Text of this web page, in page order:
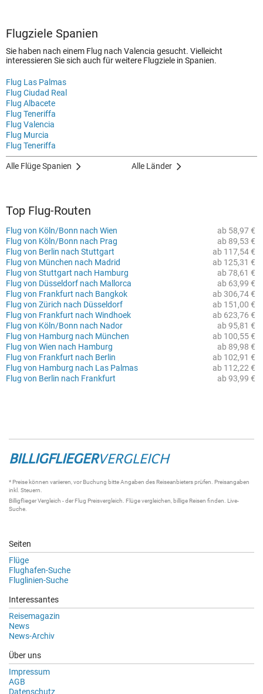
Flugziele Spanien
Sie haben nach einem Flug nach Valencia gesucht. Vielleicht
interessieren Sie sich auch für weitere Flugziele in Spanien.
Flug Las Palmas
Flug Ciudad Real
Flug Albacete
Flug Teneriffa
Flug Valencia
Flug Murcia
Flug Teneriffa
Alle Flüge Spanien Alle Länder
Top Flug-Routen
ab 58,97 €
Flug von Köln/Bonn nach Wien
ab 89,53 €
Flug von Köln/Bonn nach Prag
ab 117,54 €
Flug von Berlin nach Stuttgart
ab 125,31 €
Flug von München nach Madrid
ab 78,61 €
Flug von Stuttgart nach Hamburg
ab 63,99 €
Flug von Düsseldorf nach Mallorca
ab 306,74 €
Flug von Frankfurt nach Bangkok
ab 151,00 €
Flug von Zürich nach Düsseldorf
ab 623,76 €
Flug von Frankfurt nach Windhoek
ab 95,81 €
Flug von Köln/Bonn nach Nador
ab 100,55 €
Flug von Hamburg nach München
ab 89,98 €
Flug von Wien nach Hamburg
ab 102,91 €
Flug von Frankfurt nach Berlin
ab 112,22 €
Flug von Hamburg nach Las Palmas
ab 93,99 €
Flug von Berlin nach Frankfurt
BILLIGFLIEGERVERGLEICH
* Preise können variieren, vor Buchung bitte Angaben des Reiseanbieters prüfen. Preisangaben
inkl. Steuern.
Billigflieger Vergleich - derFlug Preisvergleich Flüge vergleichen , billige Reisen finden. Live-
Suche
Seiten
Flüge
Flughafen-Suche
Fluglinien-Suche
Interessantes
Reisemagazin
News
News-Archiv
Über uns
Impressum
AGB
Datenschutz